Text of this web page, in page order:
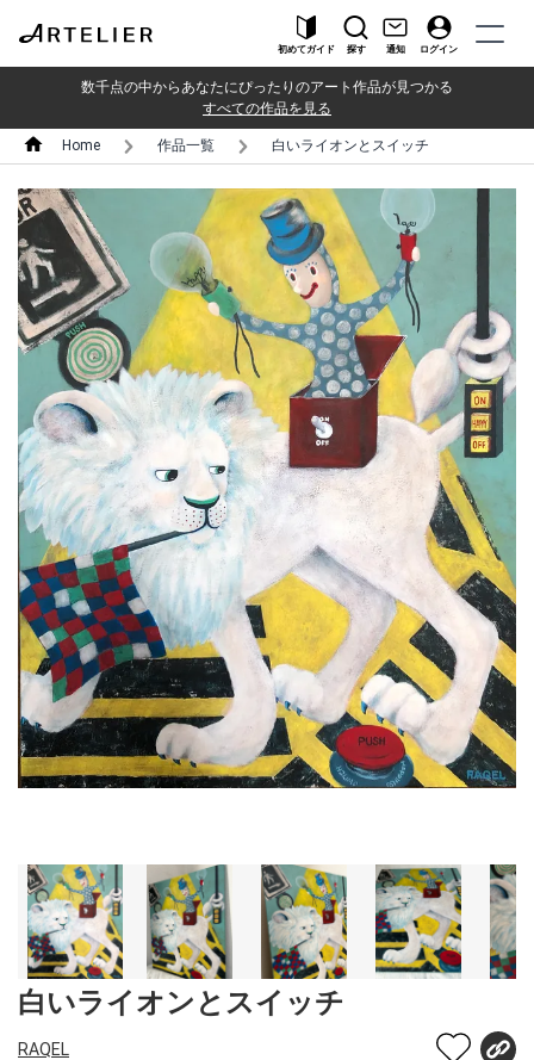
初めてガイド 探す 通知 ログイン
数千点の中からあなたにぴったりのアート作品が見つかる
すべての作品を見る
Home 作品一覧 白いライオンとスイッチ
白いライオンとスイッチ
RAQEL